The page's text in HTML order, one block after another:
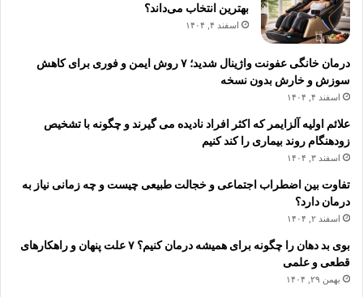
بهترین انتخاب می‌داند؟
اسفند ۴, ۱۴۰۴
درمان خانگی عفونت واژینال شدید؛ ۷ روش ایمن و فوری برای کاهش
سوزش و خارش بدون نسخه
اسفند ۴, ۱۴۰۴
علائم اولیه آلزایمر که اکثر افراد نادیده می گیرند و چگونه با تشخیص
زودهنگام روند بیماری را کند کنیم
اسفند ۳, ۱۴۰۴
تفاوت بین اضطراب اجتماعی و خجالت طبیعی چیست و چه زمانی نیاز به
درمان دارد؟
اسفند ۲, ۱۴۰۴
بوی بد دهان را چگونه برای همیشه درمان کنیم؟ ۷ علت پنهان و راهکارهای
قطعی و علمی
بهمن ۲۹, ۱۴۰۴